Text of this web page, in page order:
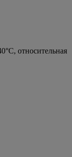
относительная